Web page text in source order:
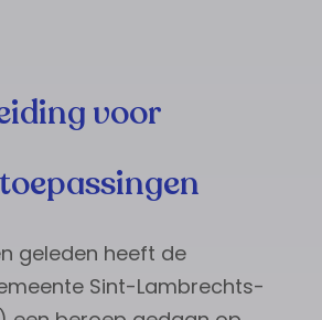
voor
geleden heeft de
Sint-Lambrechts-